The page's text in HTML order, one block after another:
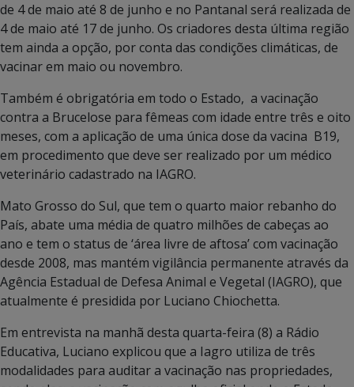
de 4 de maio até 8 de junho e no Pantanal será realizada de
4 de maio até 17 de junho. Os criadores desta última região
tem ainda a opção, por conta das condições climáticas, de
vacinar em maio ou novembro.
Também é obrigatória em todo o Estado, a vacinação
contra a Brucelose para fêmeas com idade entre três e oito
meses, com a aplicação de uma única dose da vacina B19,
em procedimento que deve ser realizado por um médico
veterinário cadastrado na IAGRO.
Mato Grosso do Sul, que tem o quarto maior rebanho do
País, abate uma média de quatro milhões de cabeças ao
ano e tem o status de ‘área livre de aftosa’ com vacinação
desde 2008, mas mantém vigilância permanente através da
Agência Estadual de Defesa Animal e Vegetal (IAGRO), que
atualmente é presidida por Luciano Chiochetta.
Em entrevista na manhã desta quarta-feira (8) a Rádio
Educativa, Luciano explicou que a Iagro utiliza de três
modalidades para auditar a vacinação nas propriedades,